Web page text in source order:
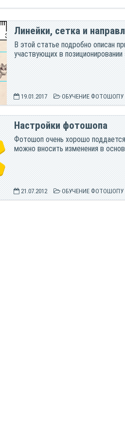
Линейки, сетка и
В этой статье подробно описан
участвующих в
19.01.2017 ОБУЧЕНИЕ ФОТОШОПУ
Настройки фотошопа
Фотошоп очень хорошо
можно вносить изменения в
21.07.2012 ОБУЧЕНИЕ ФОТОШОПУ